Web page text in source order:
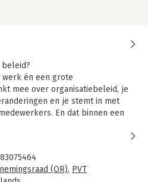
én een grote
mee over organisatiebeleid, je
en je stemt in met
En dat binnen een
regelgeving, technische
de meerwaarde van de
invloed uitoefenen op
(OR), PVT